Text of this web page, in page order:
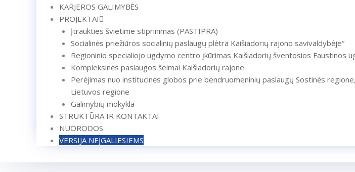
KARJEROS GALIMYBĖS
PROJEKTAI
Įtraukties švietime stiprinimas (PASTIPRA)
Socialinės priežiūros socialinių paslaugų plėtra Kaišiadorių rajono savivaldybėje“
Regioninio specialiojo ugdymo centro įkūrimas Kaišiadorių šventosios Faustinos
Kompleksinės paslaugos šeimai Kaišiadorių rajone
Perėjimas nuo institucinės globos prie bendruomeninių paslaugų Sostinės
Lietuvos regione
Galimybių mokykla
STRUKTŪRA IR KONTAKTAI
NUORODOS
VERSIJA NEĮGALIESIEMS